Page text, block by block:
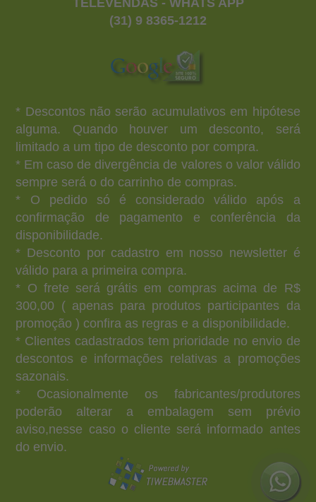
TELEVENDAS - WHATS APP
(31) 9 8365-1212
* Descontos não serão acumulativos em hipótese
alguma. Quando houver um desconto, será
limitado a um tipo de desconto por compra.
* Em caso de divergência de valores o valor válido
sempre será o do carrinho de compras.
* O pedido só é considerado válido após a
confirmação de pagamento e conferência da
disponibilidade.
* Desconto por cadastro em nosso newsletter é
válido para a primeira compra.
* O frete será grátis em compras acima de R$
300,00 ( apenas para produtos participantes da
promoção ) confira as regras e a disponibilidade.
* Clientes cadastrados tem prioridade no envio de
descontos e informações relativas a promoções
sazonais.
* Ocasionalmente os fabricantes/produtores
poderão alterar a embalagem sem prévio
aviso,nesse caso o cliente será informado antes
do envio.